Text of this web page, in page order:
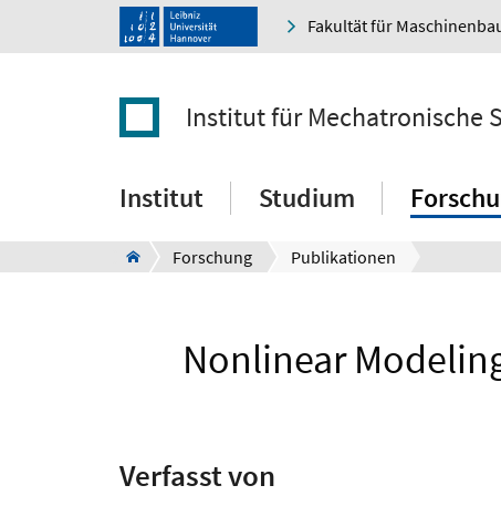
Fakultät für
Institut für Mechatronische
Institut Studium
Forschung Publikationen
Nonlinear
Verfasst von